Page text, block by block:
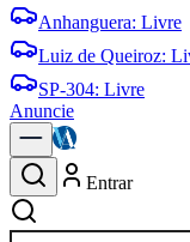
Anhanguera: Livre
Luiz de Queiroz:
SP-304: Livre
Anuncie
Entrar